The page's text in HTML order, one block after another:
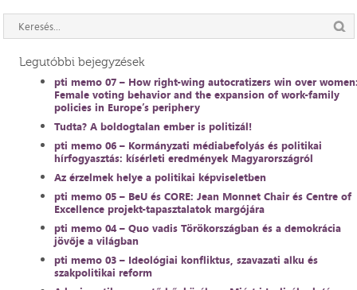
Legutóbbi bejegyzések
pti memo 07 – How right-wing autocratizers win over
Female voting behavior and the expansion of work-family
policies in Europe’s periphery
Tudta? A boldogtalan ember is politizál!
pti memo 06 – Kormányzati médiabefolyás és politikai
hírfogyasztás: kísérleti eredmények Magyarországról
Az érzelmek helye a politikai képviseletben
pti memo 05 – BeU és CORE: Jean Monnet Chair és Centre of
Excellence projekt-tapasztalatok margójára
pti memo 04 – Quo vadis Törökországban és a demokrácia
jövője a világban
pti memo 03 – Ideológiai konfliktus, szavazati alku és
szakpolitikai reform